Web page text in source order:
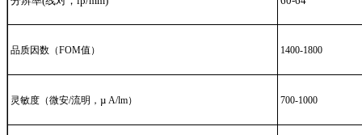
品质因数（FOM值） 1400-1800
灵敏度（微安/流明， µ A/lm） 700-1000